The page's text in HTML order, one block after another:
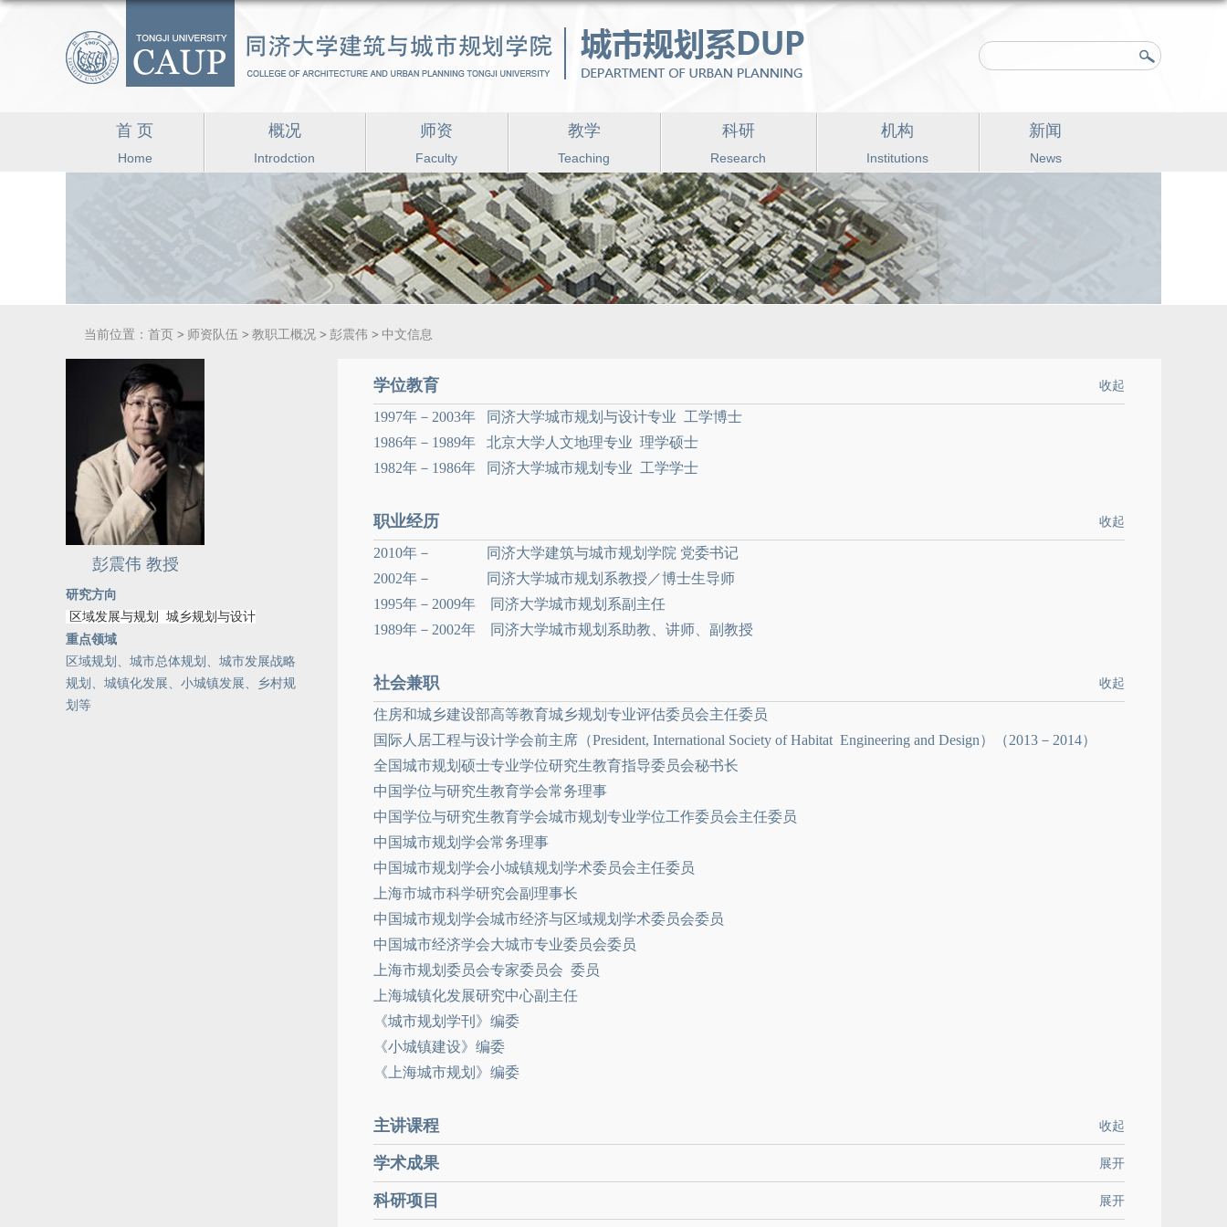
首 页
Home
概况
Introdction
师资
Faculty
教学
Teaching
科研
Research
机构
Institutions
新闻
News
当前位置： 首页 师资队伍 教职工概况 彭震伟 中文信息
彭震伟 教授
研究方向
区域发展与规划 城乡规划与设计
重点领域
区域规划、城市总体规划、城市发展战略
规划、城镇化发展、小城镇发展、乡村规
划等
学位教育 收起
1997年－2003年 同济大学城市规划与设计专业 工学博士
1986年－1989年 北京大学人文地理专业 理学硕士
1982年－1986年 同济大学城市规划专业 工学学士
职业经历 收起
2010年－ 同济大学建筑与城市规划学院 党委书记
2002年－ 同济大学城市规划系教授／博士生导师
1995年－2009年 同济大学城市规划系副主任
1989年－2002年 同济大学城市规划系助教、讲师、副教授
社会兼职 收起
住房和城乡建设部高等教育城乡规划专业评估委员会主任委员
国际人居工程与设计学会前主席（President, International Society of Habitat Engineering and Design）（2013－2014）
全国城市规划硕士专业学位研究生教育指导委员会秘书长
中国学位与研究生教育学会常务理事
中国学位与研究生教育学会城市规划专业学位工作委员会主任委员
中国城市规划学会常务理事
中国城市规划学会小城镇规划学术委员会主任委员
上海市城市科学研究会副理事长
中国城市规划学会城市经济与区域规划学术委员会委员
中国城市经济学会大城市专业委员会委员
上海市规划委员会专家委员会 委员
上海城镇化发展研究中心副主任
《城市规划学刊》编委
《小城镇建设》编委
《上海城市规划》编委
主讲课程 收起
学术成果 展开
科研项目 展开